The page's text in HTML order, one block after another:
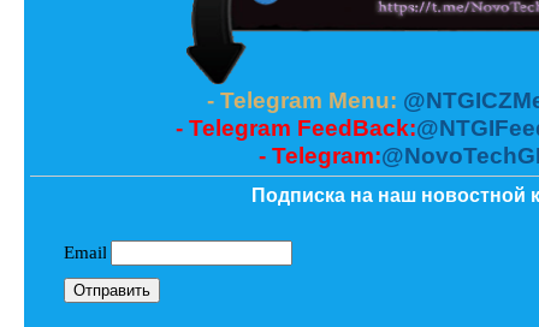
- Telegram Menu:
- Telegram FeedBack:
- Telegram:
Подписка на наш новостной